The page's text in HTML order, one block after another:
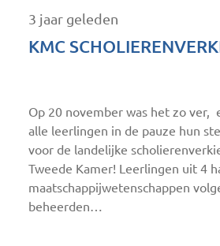
3 jaar geleden
KMC
Op 20 november was het zo ver,
alle leerlingen in de pauze hun
voor de landelijke
Tweede Kamer! Leerlingen uit 4
maatschappijwetenschappen
beheerden…